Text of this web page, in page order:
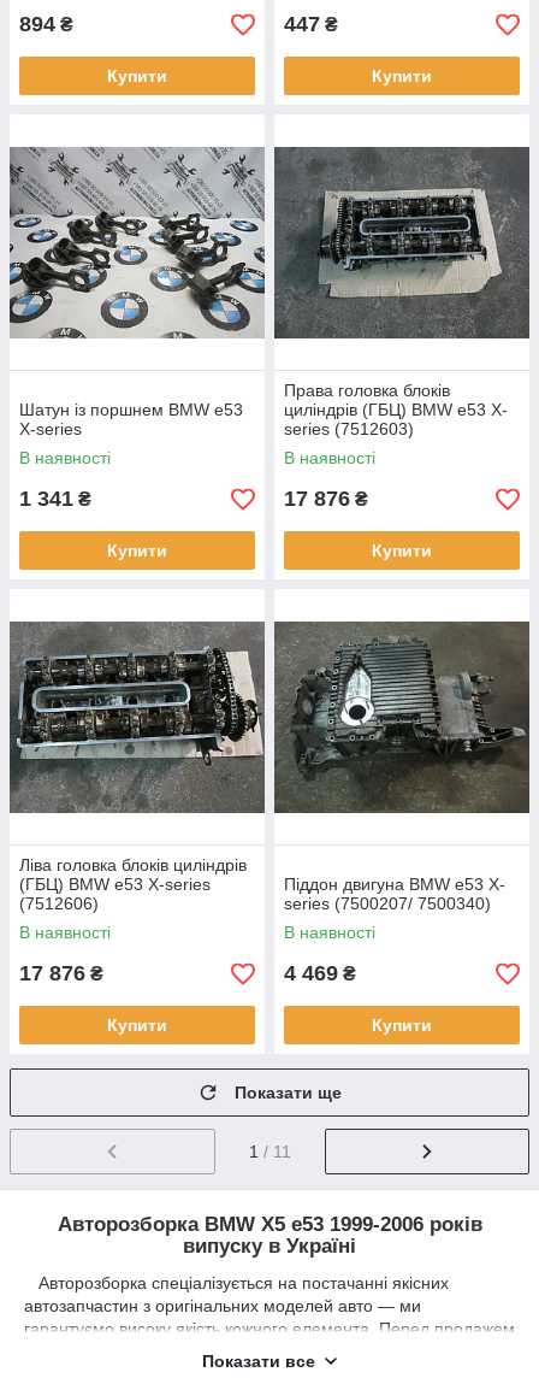
894 ₴
Купити
447 ₴
Купити
Шатун із поршнем BMW e53
X-series
В наявності
1 341 ₴
Купити
Права головка блоків
циліндрів (ГБЦ) BMW e53 X-
series (7512603)
В наявності
17 876 ₴
Купити
Ліва головка блоків циліндрів
(ГБЦ) BMW e53 X-series
(7512606)
В наявності
17 876 ₴
Купити
Піддон двигуна BMW e53 X-
series (7500207/ 7500340)
В наявності
4 469 ₴
Купити
Показати ще
1 / 11
Авторозборка BMW X5 e53 1999-2006 років
випуску в Україні
Авторозборка спеціалізується на постачанні якісних
автозапчастин з оригінальних моделей авто — ми
гарантуємо високу якість кожного елемента. Перед продажем
запчастини проходять ретельну перевірку технічного стану.
Показати все